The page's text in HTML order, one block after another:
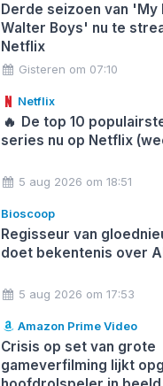
Derde seizoen van 'My
Walter Boys' nu te
Netflix
Gisteren om 07:10
Netflix
🔥 De top 10
series nu op Netflix
5 aug 2026 om 18:51
Bioscoop
Regisseur van
doet bekentenis over
5 aug 2026 om 17:53
Amazon Prime Video
Crisis op set van grote
gameverfilming lijkt